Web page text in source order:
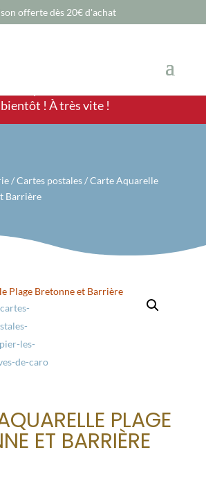
offerte dès 20€ d'achat
cher Client, les ventes sont
bientôt ! À très vite !
/Cartes postales/ Carte Aquarelle
Barrière
PLAGE
ET BARRIÈRE